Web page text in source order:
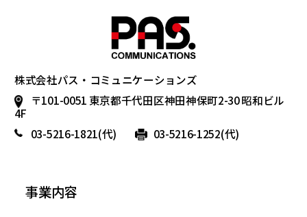
株式会社パス・コミュニケーションズ
〒101-0051 東京都千代田区神田神保町2-30 昭和ビル
4F
03-5216-1821(代) 03-5216-1252(代)
事業内容